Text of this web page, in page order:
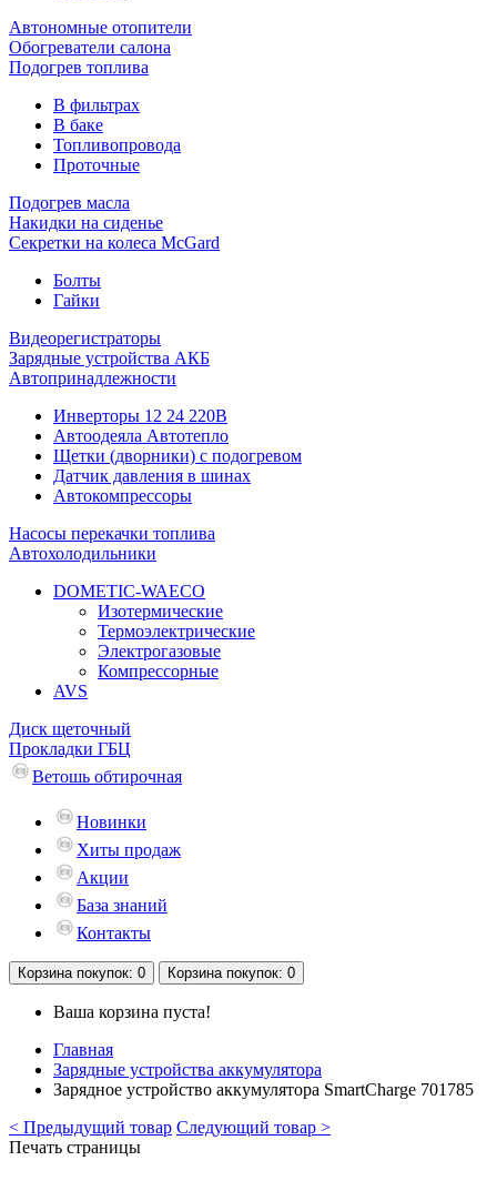
Автономные отопители
Обогреватели салона
Подогрев топлива
В фильтрах
В баке
Топливопровода
Проточные
Подогрев масла
Накидки на сиденье
Секретки на колеса McGard
Болты
Гайки
Видеорегистраторы
Зарядные устройства АКБ
Автопринадлежности
Инверторы 12 24 220В
Автоодеяла Автотепло
Щетки (дворники) с подогревом
Датчик давления в шинах
Автокомпрессоры
Насосы перекачки топлива
Автохолодильники
DOMETIC-WAECO
Изотермические
Термоэлектрические
Электрогазовые
Компрессорные
AVS
Диск щеточный
Прокладки ГБЦ
Ветошь обтирочная
Новинки
Хиты продаж
Акции
База знаний
Контакты
Корзина покупок: 0 Корзина покупок: 0
Ваша корзина пуста!
Главная
Зарядные устройства аккумулятора
Зарядное устройство аккумулятора SmartCharge 701785
< Предыдущий товар Следующий товар >
Печать страницы